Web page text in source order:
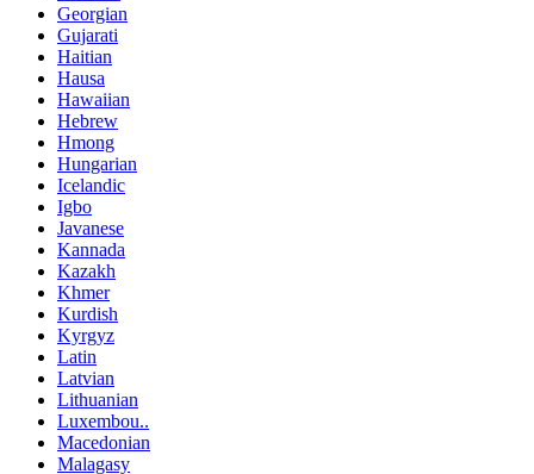
Georgian
Gujarati
Haitian
Hausa
Hawaiian
Hebrew
Hmong
Hungarian
Icelandic
Igbo
Javanese
Kannada
Kazakh
Khmer
Kurdish
Kyrgyz
Latin
Latvian
Lithuanian
Luxembou..
Macedonian
Malagasy